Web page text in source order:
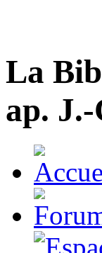
La
ap. J.-